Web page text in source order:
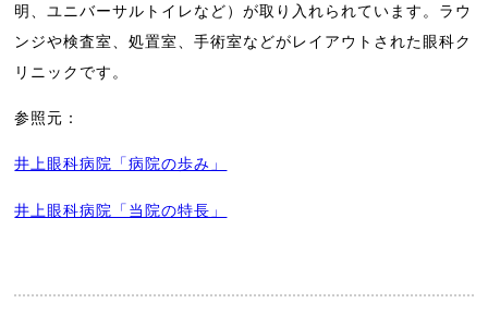
明、ユニバーサルトイレなど）が取り入れられています。ラウ
ンジや検査室、処置室、手術室などがレイアウトされた眼科ク
リニックです。
参照元：
井上眼科病院「病院の歩み」
井上眼科病院「当院の特長」